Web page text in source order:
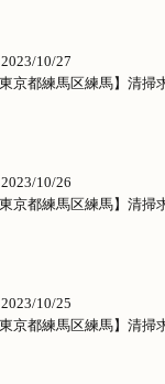
2023/10/27
2023/10/26
2023/10/25